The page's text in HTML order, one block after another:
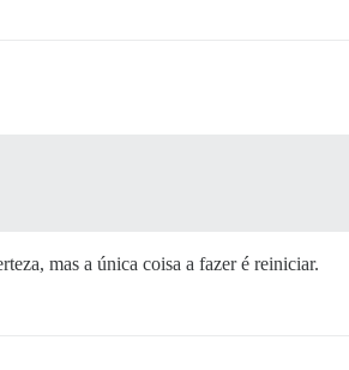
mas a única coisa a fazer é reiniciar.